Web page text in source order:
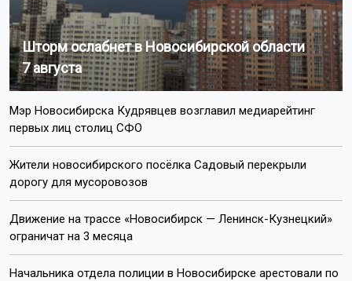
Шторм ослабнет в Новосибирской области
7 августа
Мэр Новосибирска Кудрявцев возглавил медиарейтинг
первых лиц столиц СФО
Жители новосибирского посёлка Садовый перекрыли
дорогу для мусоровозов
Движение на трассе «Новосибирск — Ленинск-Кузнецкий»
ограничат на 3 месяца
Начальника отдела полиции в Новосибирске арестовали по